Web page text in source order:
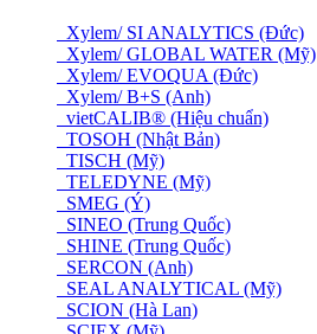
Xylem/ SI ANALYTICS (Đức)
Xylem/ GLOBAL WATER (Mỹ)
Xylem/ EVOQUA (Đức)
Xylem/ B+S (Anh)
vietCALIB® (Hiệu chuẩn)
TOSOH (Nhật Bản)
TISCH (Mỹ)
TELEDYNE (Mỹ)
SMEG (Ý)
SINEO (Trung Quốc)
SHINE (Trung Quốc)
SERCON (Anh)
SEAL ANALYTICAL (Mỹ)
SCION (Hà Lan)